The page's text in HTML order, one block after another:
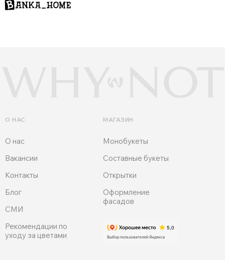
Вакансии
О нас
О НАС
Блог
СМИ
Рекомендации по
уходу за цветами
Контакты
МАГАЗИН
Оформление
фасадов
Монобукеты
Открытки
Составные букеты